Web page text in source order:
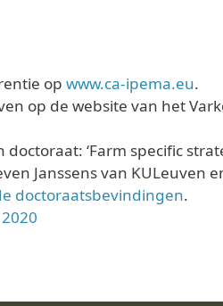
op www.ca-ipema.eu.
op de website van het
‘Farm specific
Janssens van
doctoraatsbevindingen.